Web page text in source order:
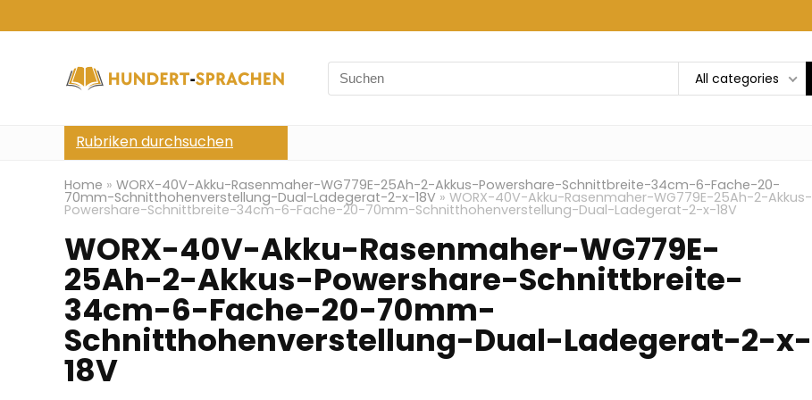
Search
for:
All categories
Rubriken durchsuchen
Home » WORX-40V-Akku-Rasenmaher-WG779E-25Ah-2-Akkus-Powershare-Schnittbreite-34cm-6-Fache-20-
70mm-Schnitthohenverstellung-Dual-Ladegerat-2-x-18V » WORX-40V-Akku-Rasenmaher-WG779E-25Ah-2-Akkus-
Powershare-Schnittbreite-34cm-6-Fache-20-70mm-Schnitthohenverstellung-Dual-Ladegerat-2-x-18V
WORX-40V-Akku-Rasenmaher-WG779E-
25Ah-2-Akkus-Powershare-Schnittbreite-
34cm-6-Fache-20-70mm-
Schnitthohenverstellung-Dual-Ladegerat-2-x-
18V